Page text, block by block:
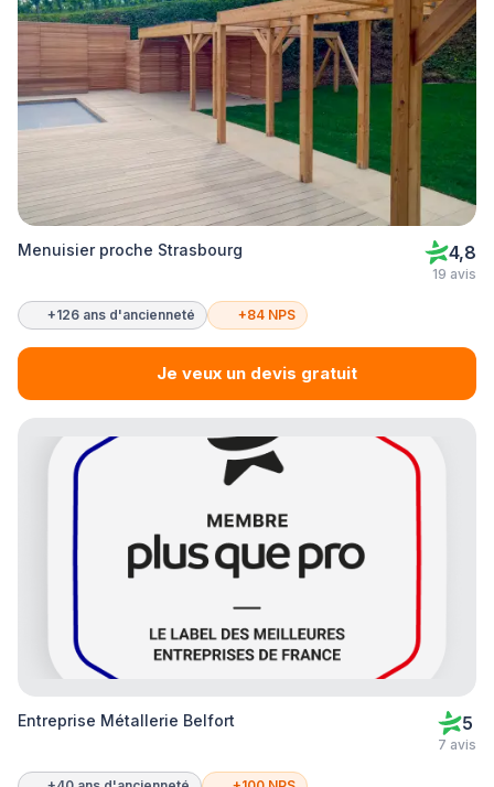
Menuisier proche Strasbourg 4,8
19 avis
+126 ans d'ancienneté +84 NPS
Je veux un devis gratuit
Entreprise Métallerie Belfort 5
7 avis